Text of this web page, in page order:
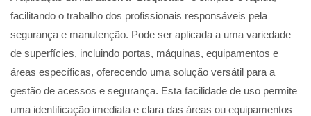
facilitando o trabalho dos profissionais responsáveis pela
segurança e manutenção. Pode ser aplicada a uma variedade
de superfícies, incluindo portas, máquinas, equipamentos e
áreas específicas, oferecendo uma solução versátil para a
gestão de acessos e segurança. Esta facilidade de uso permite
uma identificação imediata e clara das áreas ou equipamentos